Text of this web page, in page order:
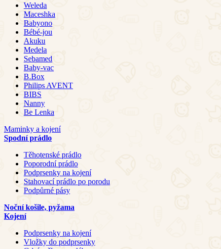
Weleda
Maceshka
Babyono
Bébé-jou
Akuku
Medela
Sebamed
Baby-vac
B.Box
Philips AVENT
BIBS
Nanny
Be Lenka
Maminky a kojení
Spodní prádlo
Těhotenské prádlo
Poporodní prádlo
Podprsenky na kojení
Stahovací prádlo po porodu
Podpůrné pásy
Noční košile, pyžama
Kojení
Podprsenky na kojení
Vložky do podprsenky